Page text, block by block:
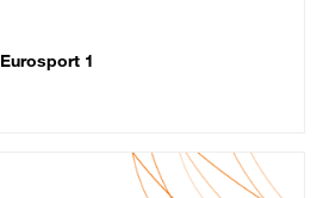
Eurosport 1